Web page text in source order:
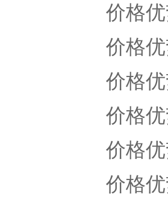
价格
价格
价格
价格
价格
价格